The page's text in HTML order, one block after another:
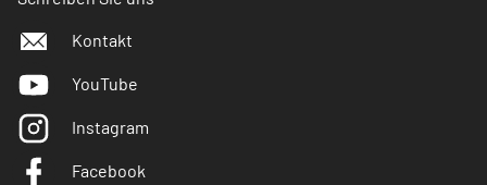
Kontakt
YouTube
Instagram
Facebook